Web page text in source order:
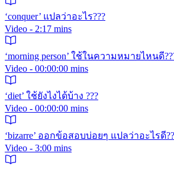
‘conquer’ แปลว่าอะไร???
Video - 2:17 mins
‘morning person’ ใช้ในความหมายไหนดี
Video - 00:00:00 mins
‘diet’ ใช้ยังไงได้บ้าง ???
Video - 00:00:00 mins
‘bizarre’ ออกข้อสอบบ่อยๆ แปลว่าอะไรดี
Video - 3:00 mins